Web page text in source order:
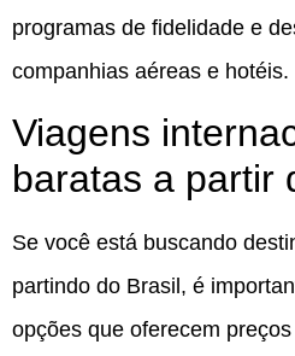
programas de fidelidade e
companhias aéreas e hotéis.
Viagens
baratas a partir
Se você está buscando
partindo do Brasil, é
opções que oferecem